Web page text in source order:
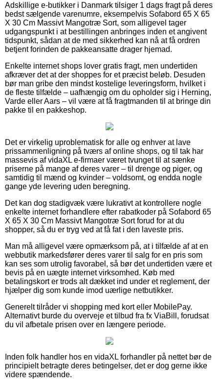
Adskillige e-butikker i Danmark tilsiger 1 dags fragt på deres
bedst sælgende varenumre, eksempelvis Sofabord 65 X 65
X 30 Cm Massivt Mangotræ Sort, som alligevel tager
udgangspunkt i at bestillingen anbringes inden et angivent
tidspunkt, sådan at de med sikkerhed kan nå at få ordren
betjent forinden de pakkeansatte drager hjemad.
Enkelte internet shops lover gratis fragt, men undertiden
afkræver det at der shoppes for et præcist beløb. Desuden
bør man gribe den mindst kostelige leveringsform, hvilket i
de fleste tilfælde – uafhængig om du opholder sig i Herning,
Varde eller Aars – vil være at få fragtmanden til at bringe din
pakke til en pakkeshop.
Det er virkelig uproblematisk for alle og enhver at lave
prissammenligning på tværs af online shops, og til tak har
massevis af vidaXL e-firmaer været tvunget til at sænke
priserne på mange af deres varer – til drenge og piger, og
samtidig til mænd og kvinder – voldsomt, og endda nogle
gange yde levering uden beregning.
Det kan dog stadigvæk være lukrativt at kontrollere nogle
enkelte internet forhandlere efter rabatkoder på Sofabord 65
X 65 X 30 Cm Massivt Mangotræ Sort forud for at du
shopper, så du er tryg ved at få fat i den laveste pris.
Man må alligevel være opmærksom på, at i tilfælde af at en
webbutik markedsfører deres varer til salg for en pris som
kan ses som utrolig favorabel, så bør det undertiden være et
bevis på en uægte internet virksomhed. Køb med
betalingskort er trods alt dækket ind under et reglement, der
hjælper dig som kunde imod uærlige netbutikker.
Generelt tilråder vi shopping med kort eller MobilePay.
Alternativt burde du overveje et tilbud fra fx ViaBill, forudsat
du vil afbetale prisen over en længere periode.
Inden folk handler hos en vidaXL forhandler på nettet bør de
principielt betragte deres betingelser, det er dog gerne ikke
videre spændende.